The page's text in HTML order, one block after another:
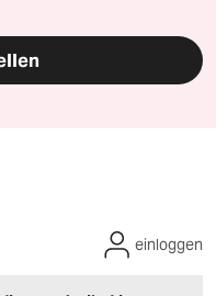
einloggen